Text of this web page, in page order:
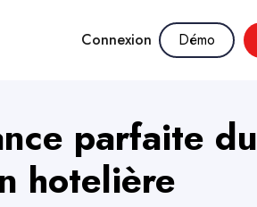
Connexion Démo
parfaite du
hotelière